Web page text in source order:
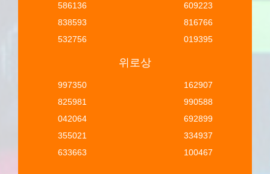
586136
838593
532756
609223
816766
019395
위로상
997350
825981
042064
355021
633663
162907
990588
692899
334937
100467